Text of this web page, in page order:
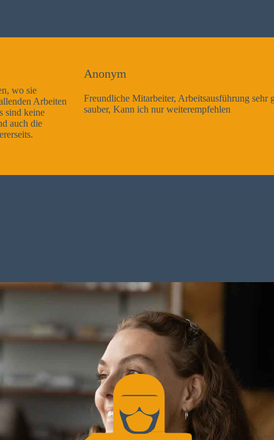
Freundliche Mitarbeiter, Arbeitsausführung sehr gut und sehr
sauber, Kann ich nur weiterempfehlen